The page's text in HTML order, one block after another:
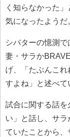
く知らなかった
気になったようだ
シバターの憶測
妻・サラか
げ、「たぶんこ
すよね」と述べて
試合に関する話
い」と話し、サ
ていたことから